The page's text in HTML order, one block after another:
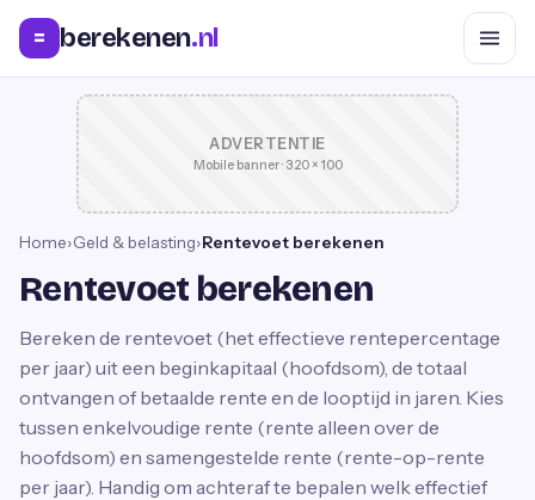
= berekenen.nl
ADVERTENTIE
Mobile banner · 320 × 100
Home›Geld & belasting›Rentevoet berekenen
Rentevoet berekenen
Bereken de rentevoet (het effectieve rentepercentage
per jaar) uit een beginkapitaal (hoofdsom), de totaal
ontvangen of betaalde rente en de looptijd in jaren. Kies
tussen enkelvoudige rente (rente alleen over de
hoofdsom) en samengestelde rente (rente-op-rente
per jaar). Handig om achteraf te bepalen welk effectief